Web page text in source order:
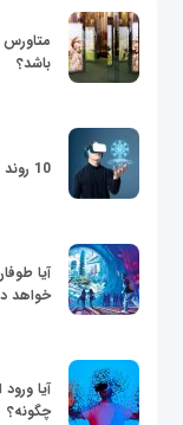
باشد؟
10 روند برتر تجارت و فناوری در سال 2022
آیا
خواهد
آیا
چگونه؟